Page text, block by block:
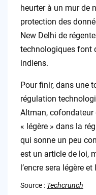
heurter à un mur de
protection des
New Delhi de
technologiques font
indiens.
Pour finir, dans une
régulation
Altman, cofondateur
« légère » dans la
qui sonne un peu
est un article de loi,
l’encre sera légère
Source : Techcrunch